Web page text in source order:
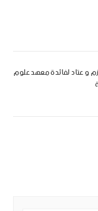
و عتاد لفائدة معهد علوم